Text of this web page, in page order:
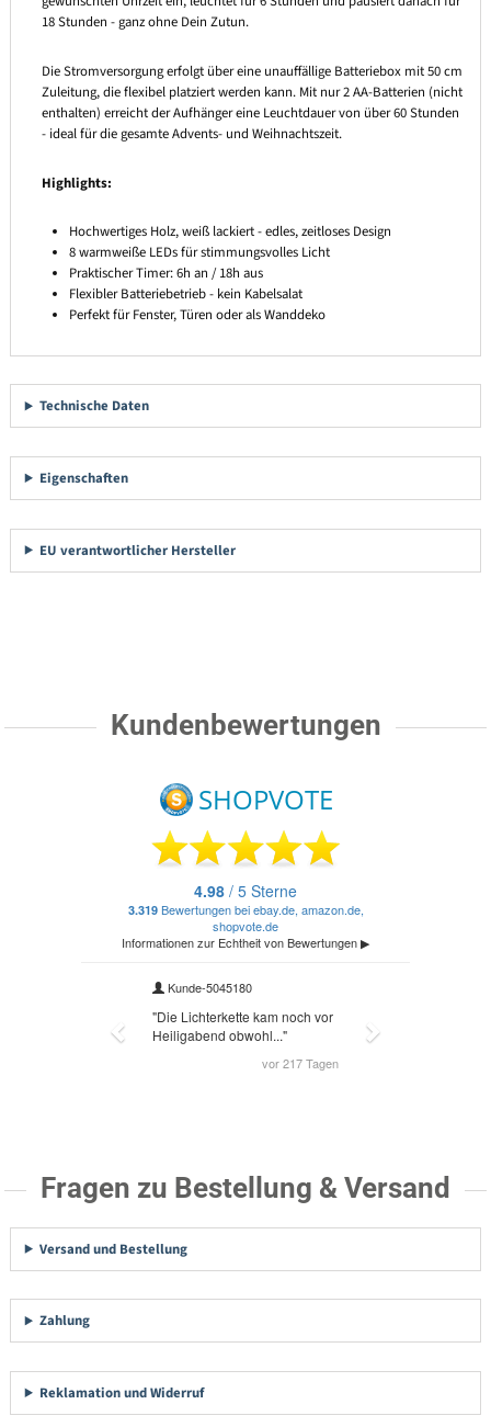
18 Stunden - ganz ohne Dein Zutun.
Die Stromversorgung erfolgt über eine unauffällige Batteriebox mit 50 cm
Zuleitung, die flexibel platziert werden kann. Mit nur 2 AA-Batterien (nicht
enthalten) erreicht der Aufhänger eine Leuchtdauer von über 60 Stunden
- ideal für die gesamte Advents- und Weihnachtszeit.
Highlights:
Hochwertiges Holz, weiß lackiert - edles, zeitloses Design
8 warmweiße LEDs für stimmungsvolles Licht
Praktischer Timer: 6h an / 18h aus
Flexibler Batteriebetrieb - kein Kabelsalat
Perfekt für Fenster, Türen oder als Wanddeko
Technische Daten
Eigenschaften
EU verantwortlicher Hersteller
Kundenbewertungen
Fragen zu Bestellung & Versand
Versand und Bestellung
Zahlung
Reklamation und Widerruf